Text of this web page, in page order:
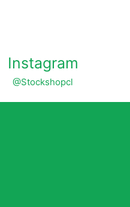
Instagram
@Stockshopcl